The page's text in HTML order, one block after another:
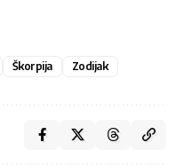
Škorpija Zodijak